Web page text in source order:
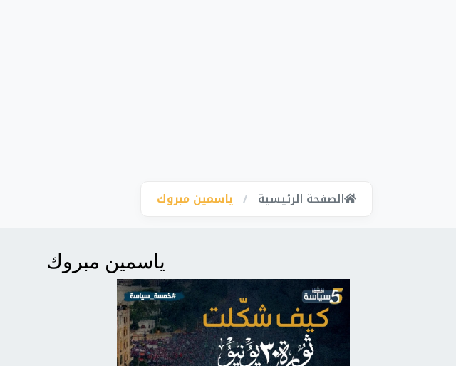
الصفحة الرئيسية ياسمين مبروك
ياسمين مبروك